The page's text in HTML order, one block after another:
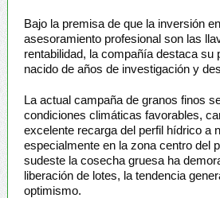
Bajo la premisa de que la inversión
asesoramiento profesional son las
rentabilidad, la compañía destaca su
nacido de años de investigación y
La actual campaña de granos finos
condiciones climáticas favorables,
excelente recarga del perfil hídrico a
especialmente en la zona centro del
sudeste la cosecha gruesa ha
liberación de lotes, la tendencia
optimismo.